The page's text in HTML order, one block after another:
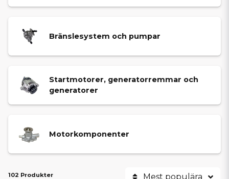
Bränslesystem och pumpar
Startmotorer, generatorremmar och
generatorer
Motorkomponenter
102 Produkter Mest populära